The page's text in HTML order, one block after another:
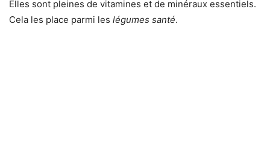
Elles sont pleines de vitamines et de minéraux essentiels.
Cela les place parmi les légumes santé.